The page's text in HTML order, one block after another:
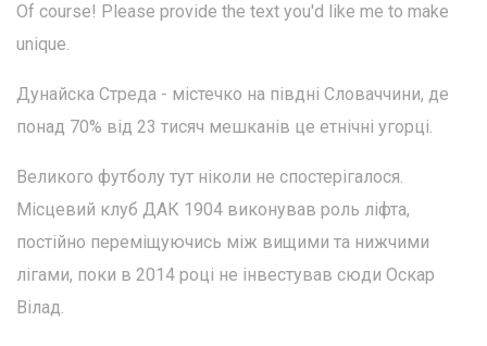
Of course! Please provide the text you'd like me to make
unique.
Дунайска Стреда - містечко на півдні Словаччини, де
понад 70% від 23 тисяч мешканів це етнічні угорці.
Великого футболу тут ніколи не спостерігалося.
Місцевий клуб ДАК 1904 виконував роль ліфта,
постійно переміщуючись між вищими та нижчими
лігами, поки в 2014 році не інвестував сюди Оскар
Вілад.